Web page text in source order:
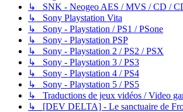
↳ SNK - Neogeo AES / MVS / CD /
↳ Sony Playstation Vita
↳ Sony - Playstation / PS1 / PSone
↳ Sony - Playstation PSP
↳ Sony - Playstation 2 / PS2 / PSX
↳ Sony - Playstation 3 / PS3
↳ Sony - Playstation 4 / PS4
↳ Sony - Playstation 5 / PS5
↳ Traductions de jeux vidéos / Video
↳ [DEV DELTA] - Le sanctuaire de